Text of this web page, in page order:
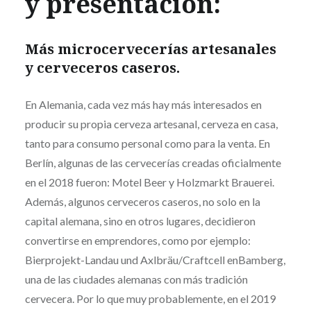
Más microcervecerías artesanales
y cerveceros caseros.
En Alemania, cada vez más hay más interesados en
producir su propia cerveza artesanal, cerveza en casa,
tanto para consumo personal como para la venta. En
Berlín, algunas de las cervecerías creadas oficialmente
en el 2018 fueron: Motel Beer y Holzmarkt Brauerei.
Además, algunos cerveceros caseros, no solo en la
capital alemana, sino en otros lugares, decidieron
convertirse en emprendores, como por ejemplo:
Bierprojekt-Landau und Axlbräu/Craftcell enBamberg,
una de las ciudades alemanas con más tradición
cervecera. Por lo que muy probablemente, en el 2019